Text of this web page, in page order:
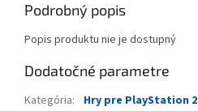
Podrobný popis
Popis produktu nie je dostupný
Dodatočné parametre
Kategória:
Hry pre PlayStation 2